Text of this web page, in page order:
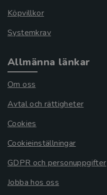
Köpvillkor
Systemkrav
Allmänna länkar
Om oss
Avtal och rättigheter
Cookies
Cookieinställningar
GDPR och personuppgifter
Jobba hos oss